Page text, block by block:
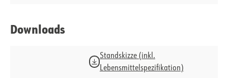
Downloads
Standskizze (inkl.
Lebensmittelspezifikation)